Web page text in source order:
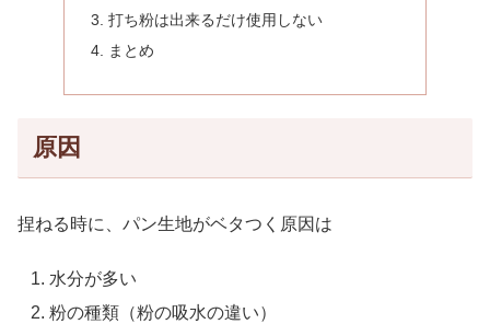
打ち粉は出来るだけ使用しない
まとめ
原因
捏ねる時に、パン生地がベタつく原因は
水分が多い
粉の種類（粉の吸水の違い）